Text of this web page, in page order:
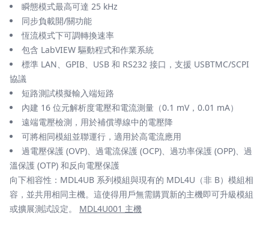
瞬態模式最高可達 25 kHz
同步負載開/關功能
恆流模式下可調轉換速率
包含 LabVIEW 驅動程式和作業系統
標準 LAN、GPIB、USB 和 RS232 接口，支援 USBTMC/SCPI
協議
短路測試模擬輸入端短路
內建 16 位元解析度電壓和電流測量（0.1 mV，0.01 mA）
遠端電壓檢測，用於補償導線中的電壓降
可將相同模組並聯運行，適用於高電流應用
過電壓保護 (OVP)、過電流保護 (OCP)、過功率保護 (OPP)、過
溫保護 (OTP) 和反向電壓保護
向下相容性：MDL4UB 系列模組與現有的 MDL4U（非 B）模組相
容，並共用相同主機。這使得用戶無需購買新的主機即可升級模組
或擴展測試設定。 MDL4U001 主機